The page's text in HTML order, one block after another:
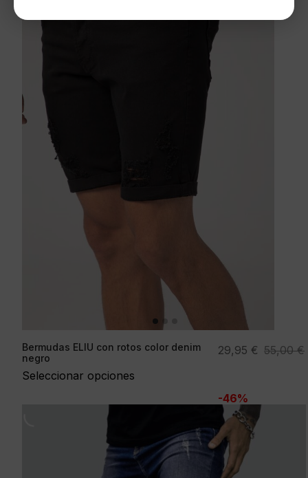
Bermudas ELIU con rotos color denim
negro
Seleccionar opciones
55,00€
El
era:
55,00 €.
29,95 €
El
es:
29,95 €.
-46%